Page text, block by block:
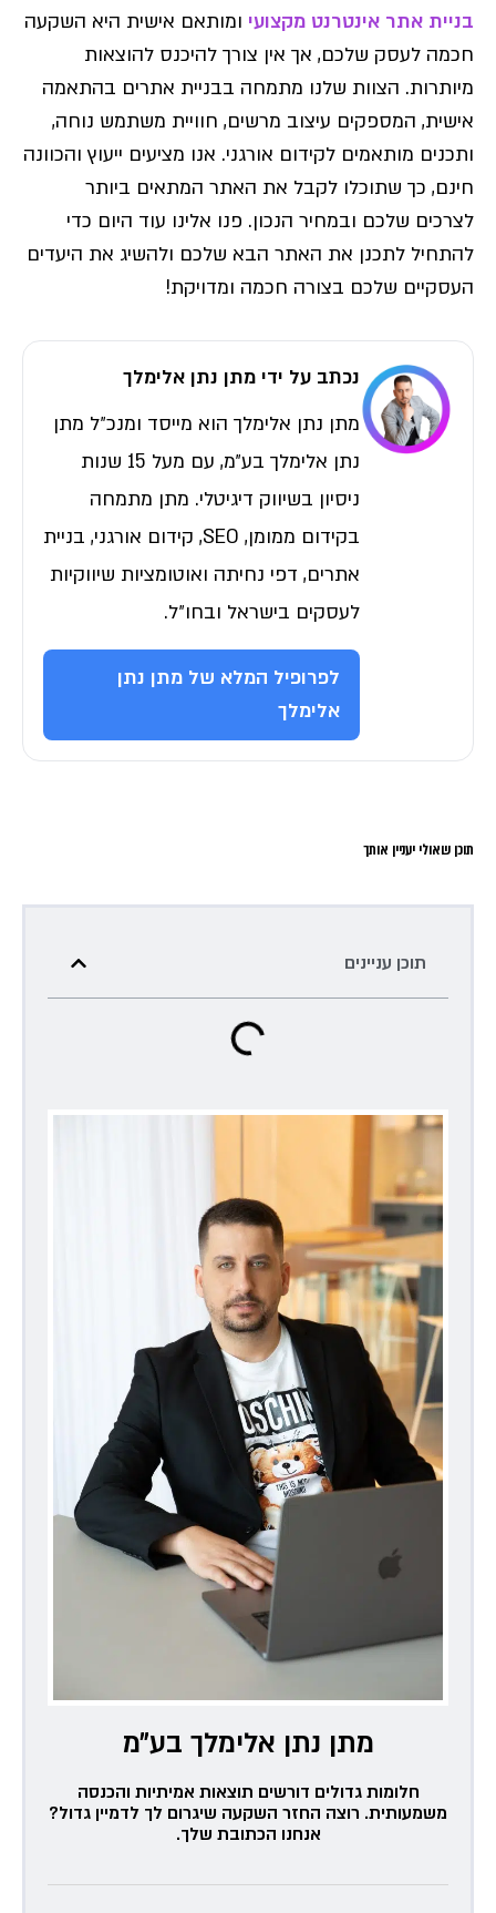
בניית אתר אינטרנט מקצועי ומותאם אישית היא השקעה
חכמה לעסק שלכם, אך אין צורך להיכנס להוצאות
מיותרות. הצוות שלנו מתמחה בבניית אתרים בהתאמה
אישית, המספקים עיצוב מרשים, חוויית משתמש נוחה,
ותכנים מותאמים לקידום אורגני. אנו מציעים ייעוץ והכוונה
חינם, כך שתוכלו לקבל את האתר המתאים ביותר
לצרכים שלכם ובמחיר הנכון. פנו אלינו עוד היום כדי
להתחיל לתכנן את האתר הבא שלכם ולהשיג את היעדים
העסקיים שלכם בצורה חכמה ומדויקת!
נכתב על ידי מתן נתן אלימלך
מתן נתן אלימלך הוא מייסד ומנכ״ל מתן
נתן אלימלך בע״מ, עם מעל 15 שנות
ניסיון בשיווק דיגיטלי. מתן מתמחה
בקידום ממומן, SEO, קידום אורגני, בניית
אתרים, דפי נחיתה ואוטומציות שיווקיות
לעסקים בישראל ובחו״ל.
לפרופיל המלא של מתן נתן
אלימלך
תוכן שאולי יעניין אותך
תוכן עניינים
מתן נתן אלימלך בע״מ
חלומות גדולים דורשים תוצאות אמיתיות והכנסה
משמעותית. רוצה החזר השקעה שיגרום לך לדמיין גדול?
אנחנו הכתובת שלך.